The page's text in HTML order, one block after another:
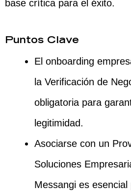
base crítica para el éxito.
Puntos Clave
El onboarding
la Verificación de
obligatoria para
legitimidad.
Asociarse con un
Soluciones
Messangi es